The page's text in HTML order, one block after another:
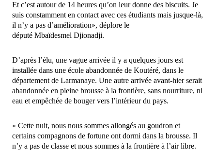
Et c’est autour de 14 heures qu’on leur donne des biscuits. Je
suis constamment en contact avec ces étudiants mais jusque-là,
il n’y a pas d’amélioration», déplore le
député Mbaïdesmel Djionadji.
D’après l’élu, une vague arrivée il y a quelques jours est
installée dans une école abandonnée de Koutéré, dans le
département de Larmanaye. Une autre arrivée avant-hier serait
abandonnée en pleine brousse à la frontière, sans nourriture, ni
eau et empêchée de bouger vers l’intérieur du pays.
« Cette nuit, nous nous sommes allongés au goudron et
certains compagnons de fortune ont dormi dans la brousse. Il
n’y a pas de classe et nous sommes à la frontière à l’air libre.